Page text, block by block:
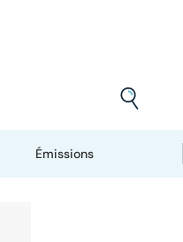
Émissions